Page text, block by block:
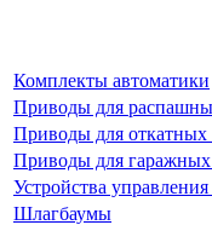
Комплекты автоматики
Приводы для
Приводы для
Приводы для
Устройства
Шлагбаумы